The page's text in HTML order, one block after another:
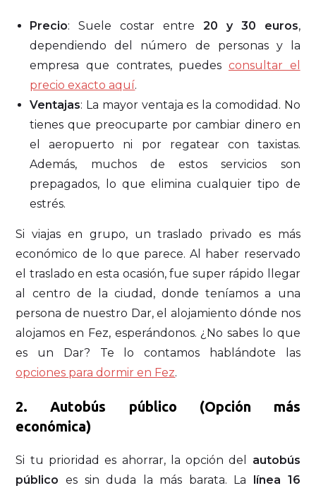
Precio: Suele costar entre 20 y 30 euros,
dependiendo del número de personas y la
empresa que contrates, puedes consultar el
precio exacto aquí.
Ventajas: La mayor ventaja es la comodidad. No
tienes que preocuparte por cambiar dinero en
el aeropuerto ni por regatear con taxistas.
Además, muchos de estos servicios son
prepagados, lo que elimina cualquier tipo de
estrés.
Si viajas en grupo, un traslado privado es más
económico de lo que parece. Al haber reservado
el traslado en esta ocasión, fue super rápido llegar
al centro de la ciudad, donde teníamos a una
persona de nuestro Dar, el alojamiento dónde nos
alojamos en Fez, esperándonos. ¿No sabes lo que
es un Dar? Te lo contamos hablándote las
opciones para dormir en Fez.
2. Autobús público (Opción más
económica)
Si tu prioridad es ahorrar, la opción del autobús
público es sin duda la más barata. La línea 16